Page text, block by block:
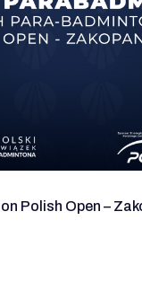
Polish Open –